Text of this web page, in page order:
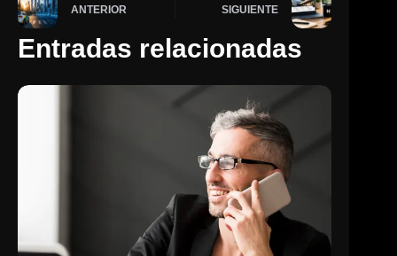
ANTERIOR SIGUIENTE
Entradas relacionadas